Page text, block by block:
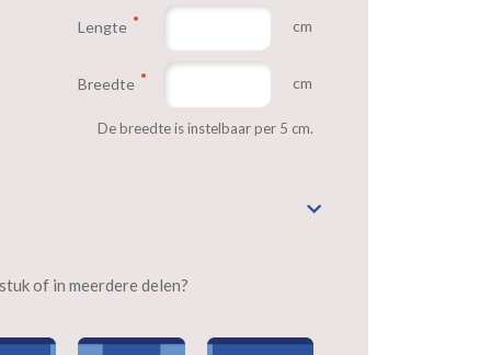
Lengte cm
Breedte cm
De breedte is instelbaar per 5 cm.
of in meerdere delen?